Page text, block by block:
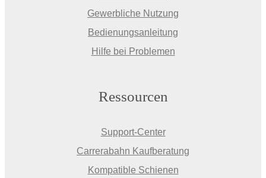
Gewerbliche Nutzung
Bedienungsanleitung
Hilfe bei Problemen
Ressourcen
Support-Center
Carrerabahn Kaufberatung
Kompatible Schienen